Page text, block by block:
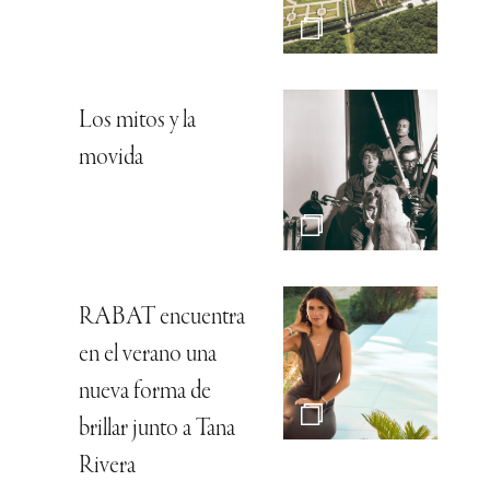
Los mitos y la
movida
RABAT encuentra
en el verano una
nueva forma de
brillar junto a Tana
Rivera